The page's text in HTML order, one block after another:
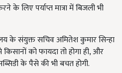
के लिए पर्याप्त मात्रा में बिजली भी
के संयुक्त सचिव अमितेश कुमार सिन्हा
को फायदा तो होगा ही, और
के पैसे की भी बचत होगी.